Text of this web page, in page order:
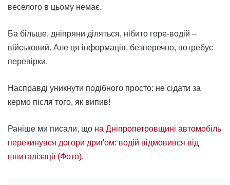
веселого в цьому немає.
Ба більше, дніпряни діляться, нібито горе-водій –
військовий. Але ця інформація, безперечно, потребує
перевірки.
Насправді уникнути подібного просто: не сідати за
кермо після того, як випив!
Раніше ми писали, що на Дніпропетровщині автомобіль
перекинувся догори дриґом: водій відмовився від
шпиталізації (Фото).